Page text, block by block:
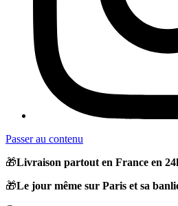
Passer au contenu
🎁Livraison partout en France en
🎁Le jour même sur Paris et sa